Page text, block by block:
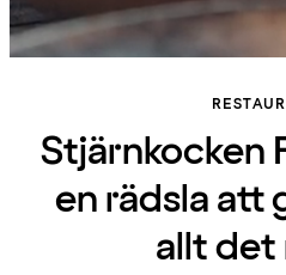
Stjärnkocken
en rädsla att
allt det